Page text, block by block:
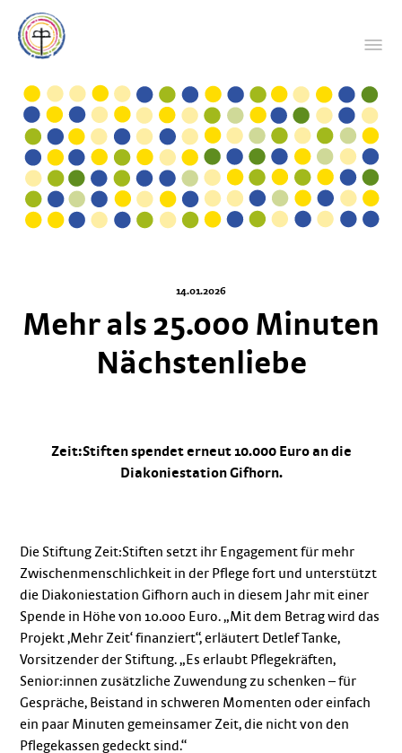
14.01.2026
Mehr als 25.000 Minuten
Nächstenliebe
Zeit:Stiften spendet erneut 10.000 Euro an die
Diakoniestation Gifhorn.
Die Stiftung Zeit:Stiften setzt ihr Engagement für mehr
Zwischenmenschlichkeit in der Pflege fort und unterstützt
die Diakoniestation Gifhorn auch in diesem Jahr mit einer
Spende in Höhe von 10.000 Euro. „Mit dem Betrag wird das
Projekt ,Mehr Zeit‘ finanziert“, erläutert Detlef Tanke,
Vorsitzender der Stiftung. „Es erlaubt Pflegekräften,
Senior:innen zusätzliche Zuwendung zu schenken – für
Gespräche, Beistand in schweren Momenten oder einfach
ein paar Minuten gemeinsamer Zeit, die nicht von den
Pflegekassen gedeckt sind.“